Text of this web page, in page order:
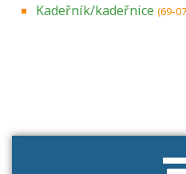
Kadeřník/kadeřnice (69-
Projděte si seznam